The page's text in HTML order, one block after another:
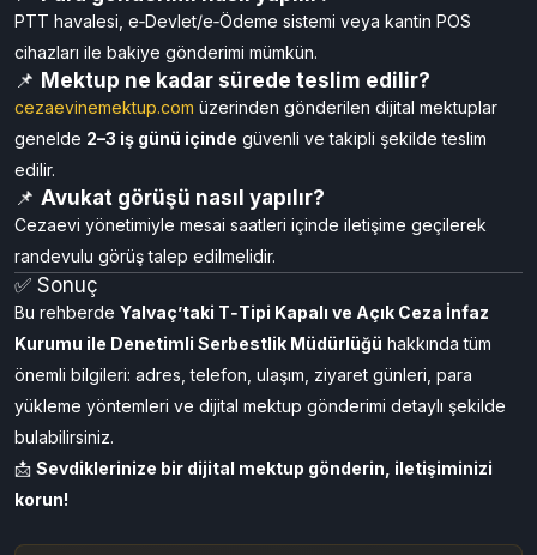
T‑Tipi Cezaevi’ne orta–yüksek güvenlik düzeyinde hükümlüler
kabul edilir. Denetimli Serbestlik Müdürlüğü, toplum uyum
desteği verilen bireylere hizmet verir.
📌Para gönderimi nasıl yapılır?
PTT havalesi, e‑Devlet/e‑Ödeme sistemi veya kantin POS
cihazları ile bakiye gönderimi mümkün.
📌 Mektup ne kadar sürede teslim edilir?
cezaevinemektup.comüzerinden gönderilen dijital mektuplar
genelde2–3 iş günü içindegüvenli ve takipli şekilde teslim
edilir.
📌Avukat görüşü nasıl yapılır?
Cezaevi yönetimiyle mesai saatleri içinde iletişime geçilerek
randevulu görüş talep edilmelidir.
✅ Sonuç
Bu rehberde
Kurumu ile Denetimli Serbestlik Müdürlüğühakkında tüm
önemli bilgileri: adres, telefon, ulaşım, ziyaret günleri, para